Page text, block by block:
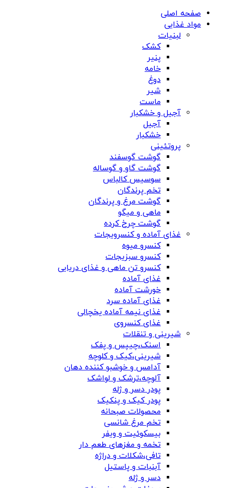
صفحه اصلی
مواد غذایی
لبنیات
کشک
پنیر
خامه
دوغ
شیر
ماست
آجیل و خشکبار
آجیل
خشکبار
پروتئینی
گوشت گوسفند
گوشت گاو و گوساله
سوسیس کالباس
تخم پرندگان
گوشت مرغ و پرندگان
ماهی و میگو
گوشت چرخ کرده
غذای آماده و کنسرویجات
کنسرو میوه
کنسرو سبزیجات
کنسرو تن ماهی و غذای دریایی
غذای آماده
خورشت آماده
غذای آماده سرد
غذای نیمه آماده یخچالی
غذای کنسروی
شیرینی و تنقلات
اسنک،چیپس و پفک
شیرینی،کیک و کلوچه
آدامس و خوشبو کننده دهان
آلوچه،ترشک و لواشک
پودر دسر و ژله
پودر کیک و پنکیک
محصولات صبحانه
تخم مرغ شانسی
بیسکوئیت و ویفر
تخمه و مغزهای طعم دار
تافی،شکلات و دراژه
آبنبات و پاستیل
دسر و ژله